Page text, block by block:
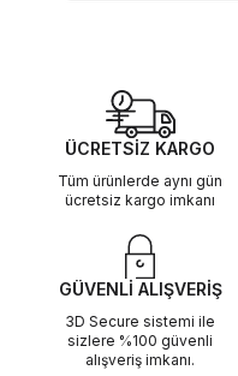
ÜCRETSİZ KARGO
Tüm ürünlerde aynı gün
ücretsiz kargo imkanı
GÜVENLİ ALIŞVERİŞ
3D Secure sistemi ile
sizlere %100 güvenli
alışveriş imkanı.